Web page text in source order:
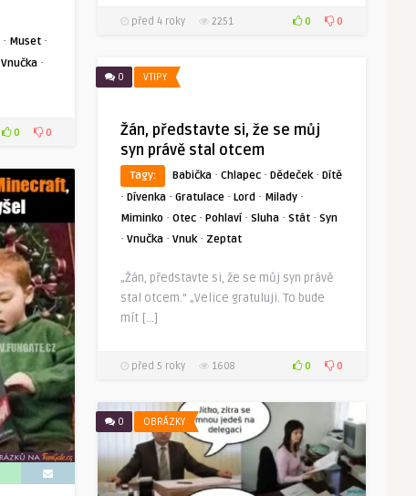
před 4 roky 2251 0 0
· Muset ·
Vnučka ·
0 0
0 VTIPY
Žán, představte si, že se můj
syn právě stal otcem
Tagy: Babička · Chlapec · Dědeček· Dítě
· Dívenka · Gratulace · Lord · Milady ·
Miminko · Otec · Pohlaví· Sluha · Stát · Syn
· Vnučka · Vnuk· Zeptat
„Žán, představte si, že se můj syn právě
stal otcem.“ „Velice gratuluji. To bude
mít […]
před 5 roky 1608 0 0
0 OBRÁZKY